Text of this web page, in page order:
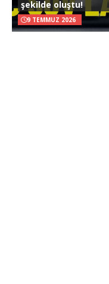
şekilde oluştu!
9 TEMMUZ 2026